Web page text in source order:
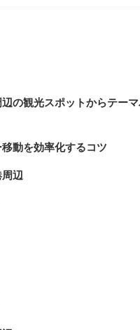
の観光スポットからテー
動を効率化するコツ
辺